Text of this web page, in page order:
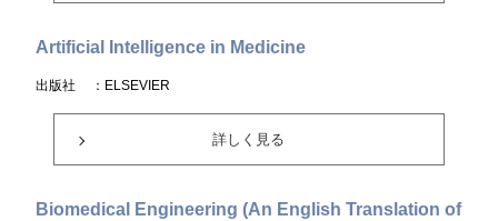
Artificial Intelligence in Medicine
出版社 ：ELSEVIER
詳しく見る
Biomedical Engineering (An English Translation of